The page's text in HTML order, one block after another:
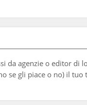
da agenzie o editor di
se gli piace o no) il tuo